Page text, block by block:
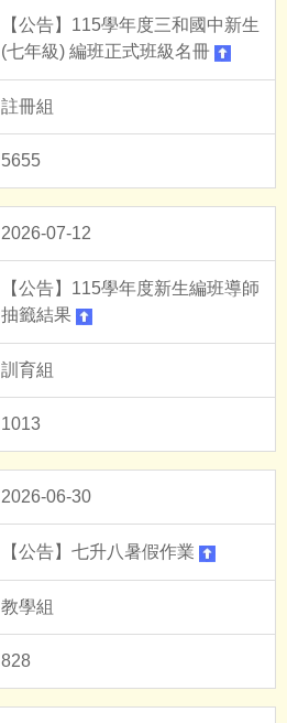
【公告】115學年度三和國中新生
(七年級) 編班正式班級名冊
註冊組
5655
2026-07-12
【公告】115學年度新生編班導師
抽籤結果
訓育組
1013
2026-06-30
【公告】七升八暑假作業
教學組
828